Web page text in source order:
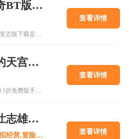
超变传奇BT版变态版下载
超变传奇BT版变态版下载是一款以PK为主的大型即时战斗游戏。经典复古的传奇游戏,轻松挂机,高度自由的开放性规则设定等你来解锁!
查看详情
我和我的天宫0.1折免费版手游
我和我的天宫0.1折免费版手游是一款古风仙侠玩家扮演类手游。游戏内所有充值皆为0.1折，更有7日登录豪礼，累计登录豪礼，开服庆典等免费白嫖活动。
查看详情
航海王壮志雄心2025最新版
角色扮演,模拟经营,冒险解谜 查看详情